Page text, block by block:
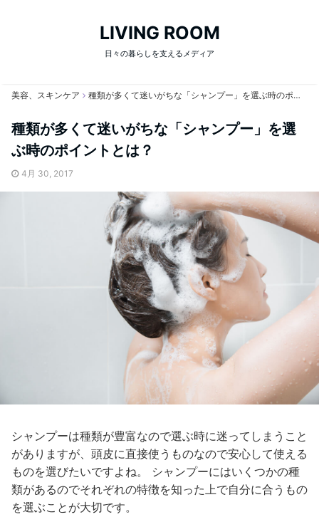
LIVING ROOM
日々の暮らしを支えるメディア
美容、スキンケア 種類が多くて迷いがちな「シャンプー」を選ぶ時のポイントとは？
種類が多くて迷いがちな「シャンプー」を選
ぶ時のポイントとは？
4月 30, 2017
シャンプーは種類が豊富なので選ぶ時に迷ってしまうこと
がありますが、頭皮に直接使うものなので安心して使える
ものを選びたいですよね。 シャンプーにはいくつかの種
類があるのでそれぞれの特徴を知った上で自分に合うもの
を選ぶことが大切です。